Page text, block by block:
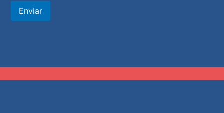
Enviar